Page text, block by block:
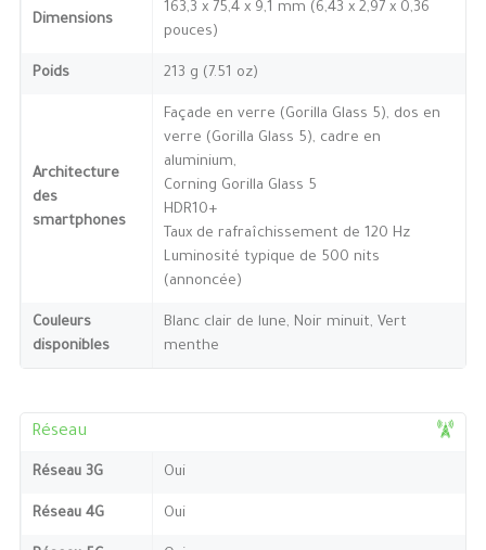
Dimensions
163,3 x 75,4 x 9,1 mm (6,43 x 2,97 x 0,36
pouces)
Poids 213 g (7.51 oz)
Architecture
des
smartphones
Façade en verre (Gorilla Glass 5), dos en
verre (Gorilla Glass 5), cadre en
aluminium,
Corning Gorilla Glass 5
HDR10+
Taux de rafraîchissement de 120 Hz
Luminosité typique de 500 nits
(annoncée)
Couleurs
disponibles
Blanc clair de lune, Noir minuit, Vert
menthe
Réseau
Réseau 3G Oui
Réseau 4G Oui